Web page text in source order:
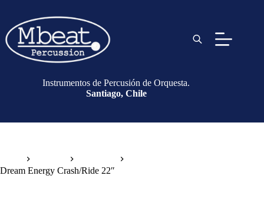
Instrumentos de Percusión de Orquesta.
Santiago, Chile
Dream Energy Crash/Ride 22″